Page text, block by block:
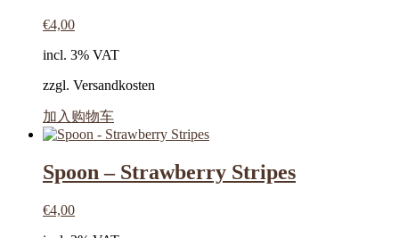
€4,00
incl. 3% VAT
zzgl. Versandkosten
加入购物车
Spoon – Strawberry Stripes
€4,00